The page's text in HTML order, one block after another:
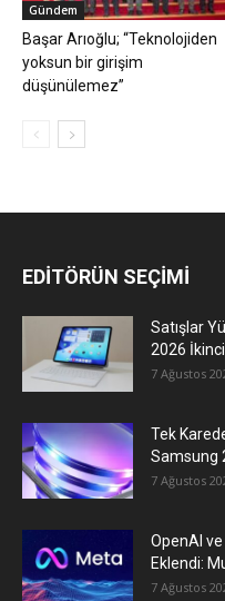
Gündem
Başar Arıoğlu; “Teknolojiden
yoksun bir girişim
düşünülemez”
EDİTÖRÜN SEÇİMİ
Satışlar
2026 İkinci
7 Ağustos
Tek
Samsung
7 Ağustos
OpenAI
Eklendi:
7 Ağustos